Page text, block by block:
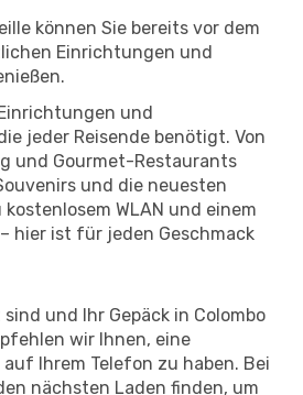
können Sie bereits vor dem
Einrichtungen und
und
jeder Reisende benötigt. Von
und Gourmet-Restaurants
und die neuesten
WLAN und einem
hier ist für jeden Geschmack
und Ihr Gepäck in Colombo
wir Ihnen, eine
Ihrem Telefon zu haben. Bei
nächsten Laden finden, um